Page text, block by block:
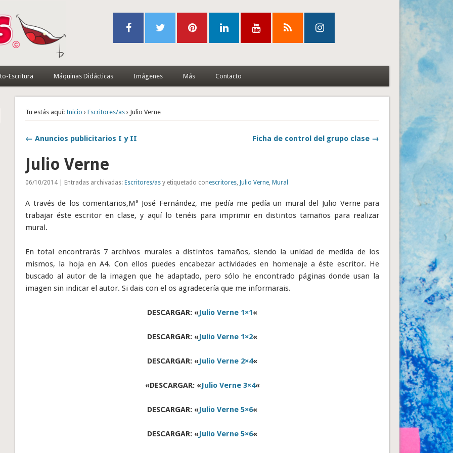
Escritura Máquinas Didácticas Imágenes Más Contacto
Tu estás aquí: Inicio ›Escritores/as › Julio Verne
← Anuncios publicitarios I y II Ficha de control del grupo clase →
Julio Verne
06/10/2014 | Entradas archivadas:Escritores/as y etiquetado conescritores,Julio Verne,Mural
A través de los comentarios,Mª José Fernández, me pedía me pedía un mural del Julio Verne para
trabajar éste escritor en clase, y aquí lo tenéis para imprimir en distintos tamaños para realizar
mural.
En total encontrarás 7 archivos murales a distintos tamaños, siendo la unidad de medida de los
mismos, la hoja en A4. Con ellos puedes encabezar actividades en homenaje a éste escritor. He
buscado al autor de la imagen que he adaptado, pero sólo he encontrado páginas donde usan la
imagen sin indicar el autor. Si dais con el os agradecería que me informarais.
DESCARGAR: «Julio Verne 1×1«
DESCARGAR: «Julio Verne 1×2«
DESCARGAR: «Julio Verne 2×4«
«DESCARGAR: «Julio Verne 3×4«
DESCARGAR: «Julio Verne 5×6«
DESCARGAR: «Julio Verne 5×6«